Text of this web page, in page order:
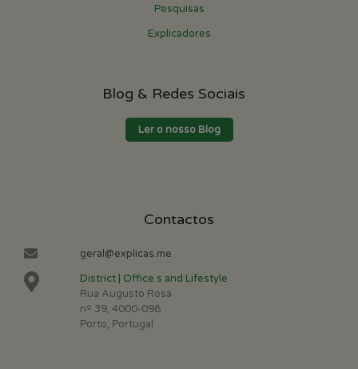
Pesquisas
Explicadores
Blog & Redes Sociais
Ler o nosso Blog
Contactos
geral@explicas.me
District | Office s and Lifestyle
Rua Augusto Rosa
nº 39, 4000-098
Porto, Portugal